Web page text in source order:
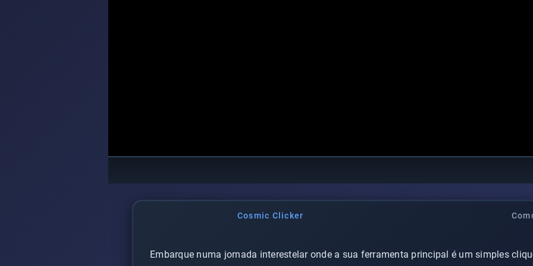
Cosmic Clicker
Embarque numa jornada interestelar onde a sua ferramenta principal é um simples